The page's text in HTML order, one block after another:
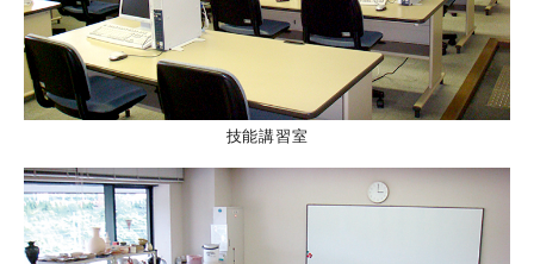
技能講習室